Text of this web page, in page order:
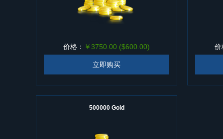
价格： ￥3750.00 ($600.00)
立即购买
价
500000 Gold